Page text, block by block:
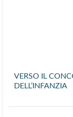
VERSO IL
DELL’INFANZIA